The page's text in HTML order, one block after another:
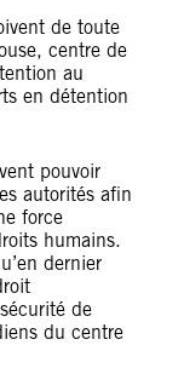
de toute
centre de
au
en détention
pouvoir
autorités afin
force
humains.
dernier
de
du centre